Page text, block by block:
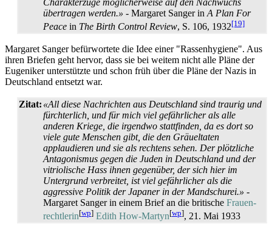
übertragen werden.» - Margaret Sanger in A Plan For
Peace in The Birth Control Review, S. 106, 1932[19]
Margaret Sanger befürwortete die Idee einer "Rassenhygiene". Aus
ihren Briefen geht hervor, dass sie bei weitem nicht alle Pläne der
Eugeniker unterstützte und schon früh über die Pläne der Nazis in
Deutschland entsetzt war.
Zitat: «All diese Nachrichten aus Deutschland sind traurig und
fürchterlich, und für mich viel gefährlicher als alle
anderen Kriege, die irgendwo stattfinden, da es dort so
viele gute Menschen gibt, die den Gräuel­taten
applaudieren und sie als rechtens sehen. Der plötzliche
Antagonismus gegen die Juden in Deutschland und der
vitriolische Hass ihnen gegenüber, der sich hier im
Untergrund verbreitet, ist viel gefährlicher als die
aggressive Politik der Japaner in der Mandschurei.» -
Margaret Sanger in einem Brief an die britische Frauen­
rechtlerin[wp] Edith How-Martyn[wp], 21. Mai 1933